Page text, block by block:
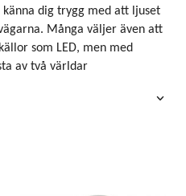
känna dig trygg med att ljuset
Många väljer även att
som LED, men med
av två världar